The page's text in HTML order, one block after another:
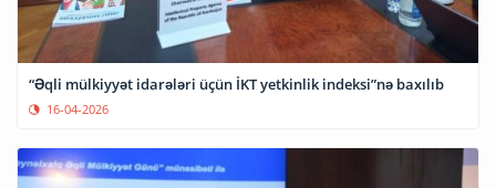
“Əqli mülkiyyət idarələri üçün İKT yetkinlik indeksi”nə baxılıb
16-04-2026